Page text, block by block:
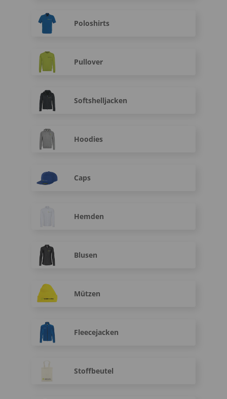
Poloshirts
Pullover
Softshelljacken
Hoodies
Caps
Hemden
Blusen
Mützen
Fleecejacken
Stoffbeutel